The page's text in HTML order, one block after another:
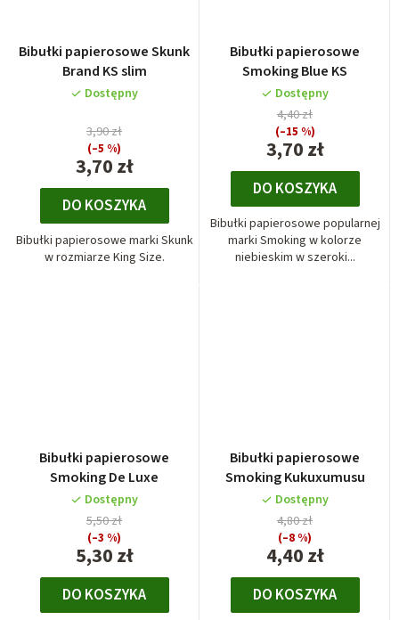
Bibułki papierosowe Skunk
Brand KS slim
Dostępny
3,70 zł
3,90 zł
(–5 %)
DO KOSZYKA
Bibułki papierosowe marki Skunk
w rozmiarze King Size.
Bibułki papierosowe
Smoking Blue KS
Dostępny
3,70 zł
4,40 zł
(–15 %)
DO KOSZYKA
Bibułki papierosowe popularnej
marki Smoking w kolorze
niebieskim w szeroki...
Bibułki papierosowe
Smoking De Luxe
Dostępny
5,30 zł
5,50 zł
(–3 %)
DO KOSZYKA
Bibułki papierosowe
Smoking Kukuxumusu
Dostępny
4,40 zł
4,80 zł
(–8 %)
DO KOSZYKA